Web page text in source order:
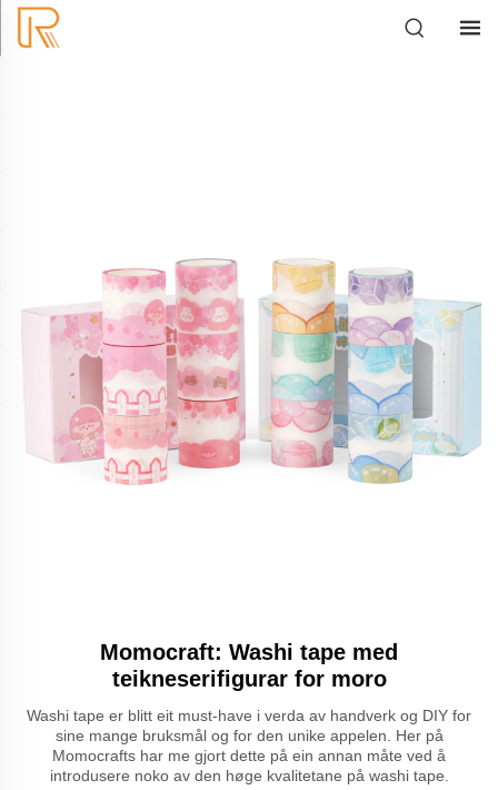
Momocraft: Washi tape med
teikneserifigurar for moro
Washi tape er blitt eit must-have i verda av handverk og DIY for
sine mange bruksmål og for den unike appelen. Her på
Momocrafts har me gjort dette på ein annan måte ved å
introdusere noko av den høge kvalitetane på washi tape.